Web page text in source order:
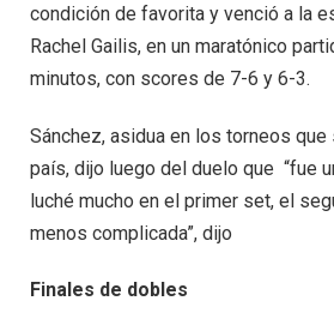
condición de favorita y venció a la
Rachel Gailis, en un maratónico
minutos, con scores de 7-6 y 6-3.
Sánchez, asidua en los torneos
país, dijo luego del duelo que “fue
luché mucho en el primer set, el
menos complicada”, dijo
Finales de dobles